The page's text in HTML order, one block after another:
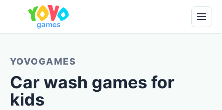
YOVOGAMES
Car wash games for
kids